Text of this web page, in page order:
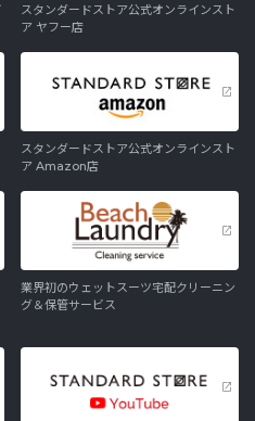
スタンダードストア公式オンラインスト
ア ヤフー店
スタンダードストア公式オンラインスト
ア Amazon店
業界初のウェットスーツ宅配クリーニン
グ＆保管サービス